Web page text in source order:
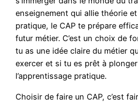
enseignement qui allie théorie
pratique, le CAP te prépare
futur métier. C’est un choix de
tu as une idée claire du métier
exercer et si tu es prêt à
l’apprentissage pratique.
Choisir de faire un CAP, c’est